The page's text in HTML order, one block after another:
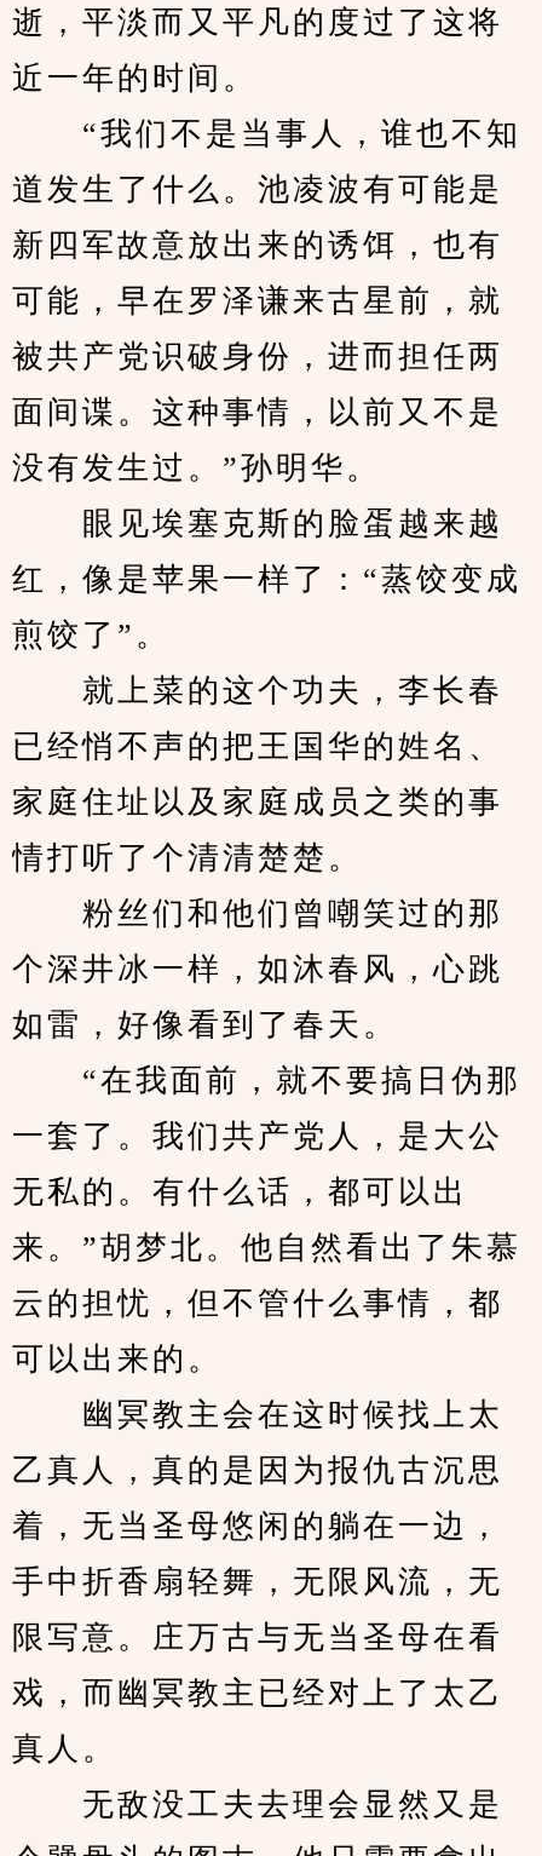
逝，平淡而又平凡的度过了这将
近一年的时间。
“我们不是当事人，谁也不知
道发生了什么。池凌波有可能是
新四军故意放出来的诱饵，也有
可能，早在罗泽谦来古星前，就
被共产党识破身份，进而担任两
面间谍。这种事情，以前又不是
没有发生过。”孙明华。
眼见埃塞克斯的脸蛋越来越
红，像是苹果一样了：“蒸饺变成
煎饺了”。
就上菜的这个功夫，李长春
已经悄不声的把王国华的姓名、
家庭住址以及家庭成员之类的事
情打听了个清清楚楚。
粉丝们和他们曾嘲笑过的那
个深井冰一样，如沐春风，心跳
如雷，好像看到了春天。
“在我面前，就不要搞日伪那
一套了。我们共产党人，是大公
无私的。有什么话，都可以出
来。”胡梦北。他自然看出了朱慕
云的担忧，但不管什么事情，都
可以出来的。
幽冥教主会在这时候找上太
乙真人，真的是因为报仇古沉思
着，无当圣母悠闲的躺在一边，
手中折香扇轻舞，无限风流，无
限写意。庄万古与无当圣母在看
戏，而幽冥教主已经对上了太乙
真人。
无敌没工夫去理会显然又是